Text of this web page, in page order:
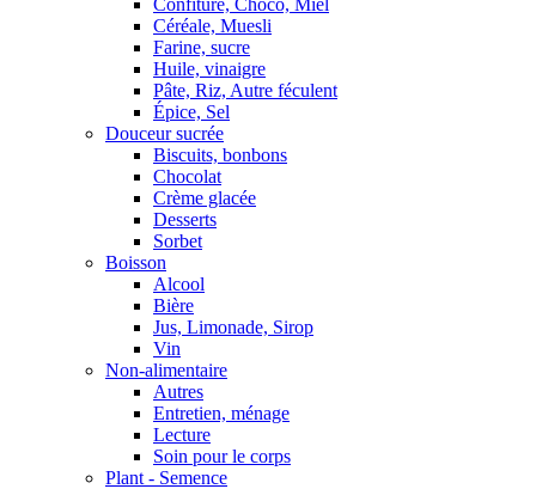
Confiture, Choco, Miel
Céréale, Muesli
Farine, sucre
Huile, vinaigre
Pâte, Riz, Autre féculent
Épice, Sel
Douceur sucrée
Biscuits, bonbons
Chocolat
Crème glacée
Desserts
Sorbet
Boisson
Alcool
Bière
Jus, Limonade, Sirop
Vin
Non-alimentaire
Autres
Entretien, ménage
Lecture
Soin pour le corps
Plant - Semence